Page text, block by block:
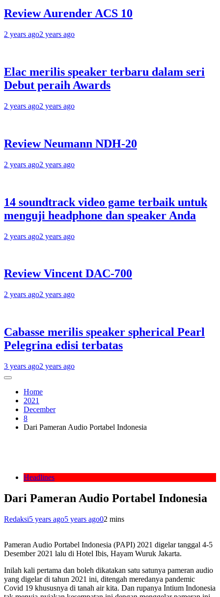
Review Aurender ACS 10
2 years ago2 years ago
Elac merilis speaker terbaru dalam seri
Debut peraih Awards
2 years ago2 years ago
Review Neumann NDH-20
2 years ago2 years ago
14 soundtrack video game terbaik untuk
menguji headphone dan speaker Anda
2 years ago2 years ago
Review Vincent DAC-700
2 years ago2 years ago
Cabasse merilis speaker spherical Pearl
Pelegrina edisi terbatas
3 years ago2 years ago
Home
2021
December
8
Dari Pameran Audio Portabel Indonesia
Headlines
Dari Pameran Audio Portabel Indonesia
Redaksi5 years ago5 years ago02 mins
Pameran Audio Portabel Indonesia (PAPI) 2021 digelar tanggal 4-5
Desember 2021 lalu di Hotel Ibis, Hayam Wuruk Jakarta.
Inilah kali pertama dan boleh dikatakan satu satunya pameran audio
yang digelar di tahun 2021 ini, ditengah meredanya pandemic
Covid 19 khususnya di tanah air kita. Dan rupanya Intium Indonesia